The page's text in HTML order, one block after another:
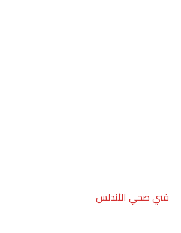
فني صحي الأندلس